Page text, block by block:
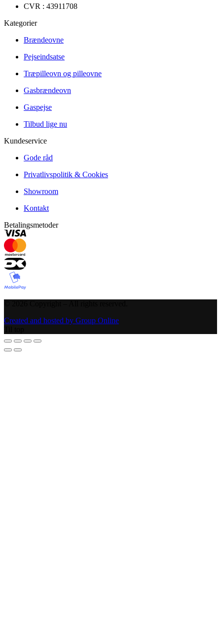
CVR : 43911708
Kategorier
Brændeovne
Pejseindsatse
Træpilleovn og pilleovne
Gasbrændeovn
Gaspejse
Tilbud lige nu
Kundeservice
Gode råd
Privatlivspolitik & Cookies
Showroom
Kontakt
Betalingsmetoder
Created and hosted by Group Online